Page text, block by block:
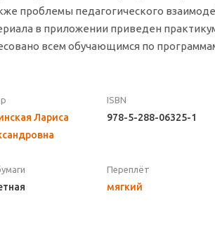
проблемы педагогического
в приложении приведен
всем обучающимся по
Лариса
ISBN
978-5-288-06325-1
Переплёт
мягкий